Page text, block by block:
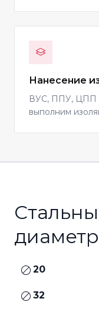
Нанесение
ВУС, ППУ, ЦПП
выполним
20
32